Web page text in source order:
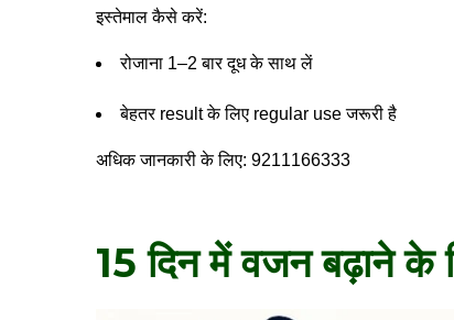
इस्तेमाल कैसे करें:
रोजाना 1–2 बार दूध के साथ लें
बेहतर result के लिए regular use जरूरी है
अधिक जानकारी के लिए: 9211166333
15 दिन में वजन बढ़ाने के